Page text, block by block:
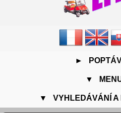
►
▼
▼ VYHLEDÁVÁNÍ